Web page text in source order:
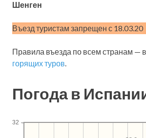
Шенген
Въезд туристам запрещен с 18.03.20
Правила въезда по всем странам —
горящих туров.
Погода в